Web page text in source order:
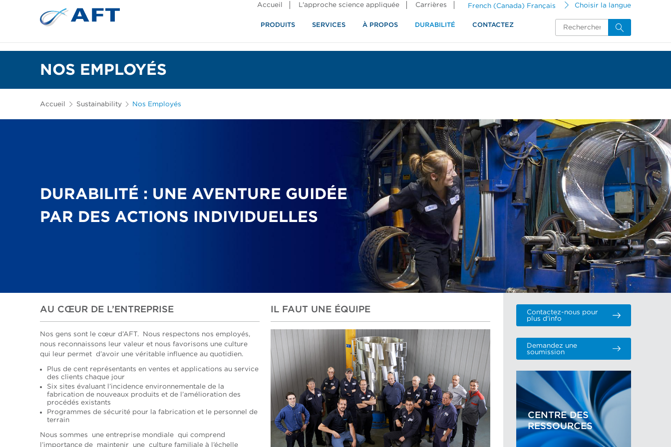
French (Canada) Français Choisir la langue
Accueil L'approche science appliquée Carrières
PRODUITS SERVICES À PROPOS DURABILITÉ CONTACTEZ
NOS EMPLOYÉS
Accueil Sustainability Nos Employés
DURABILITÉ : UNE AVENTURE GUIDÉE
PAR DES ACTIONS INDIVIDUELLES
AU CŒUR DE L’ENTREPRISE
Nos gens sont le cœur d’AFT. Nous respectons nos employés,
nous reconnaissons leur valeur et nous favorisons une culture
qui leur permet d’avoir une véritable influence au quotidien.
Plus de cent représentants en ventes et applications au service
des clients chaque jour
Six sites évaluant l’incidence environnementale de la
fabrication de nouveaux produits et de l’amélioration des
procédés existants
Programmes de sécurité pour la fabrication et le personnel de
terrain
Nous sommes une entreprise mondiale qui comprend
l’importance de maintenir une culture familiale à l’échelle
IL FAUT UNE ÉQUIPE
Contactez-nous pour
plus d'info
Demandez une
soumission
CENTRE DES
RESSOURCES